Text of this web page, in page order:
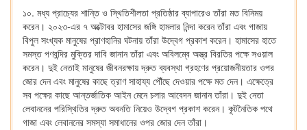
১০. মধ্য প্রাচ্যের শান্তি ও স্থিতিশীলতা প্রতিষ্ঠার ব্যাপারেও তাঁরা মত বিনিময়
করেন। ২০২৩-এর ৭ অক্টোবর হামাসের জঙ্গি হামলার নিন্দা করেন তাঁরা এবং গাজায়
বিপুল সংখ্যক মানুষের প্রাণহানির ঘটনায় তাঁরা উদ্বেগ প্রকাশ করেন। হামাসের হাতে
সমস্ত পণবন্দির মুক্তির দাবি জানান তাঁরা এবং অবিলম্বে অস্ত্র বিরতির পক্ষে সওয়াল
করেন। দুই নেতাই মানুষের জীবনরক্ষায় দ্রুত ব্যবস্থা গ্রহণের প্রয়োজনীয়তার ওপর
জোর দেন এবং মানুষের কাছে ত্রাণ সাহায্য পৌঁছে দেওয়ার পক্ষে মত দেন। এক্ষেত্রে
সব পক্ষের কাছে আন্তর্জাতিক আইন মেনে চলার আবেদন জানান তাঁরা। দুই নেতা
লেবাননের পরিস্থিতির দ্রুত অবনতি নিয়েও উদ্বেগ প্রকাশ করেন। কূটনৈতিক পথে
গাজা এবং লেবাননের সমস্যা সমাধানের ওপর জোর দেন তাঁরা।